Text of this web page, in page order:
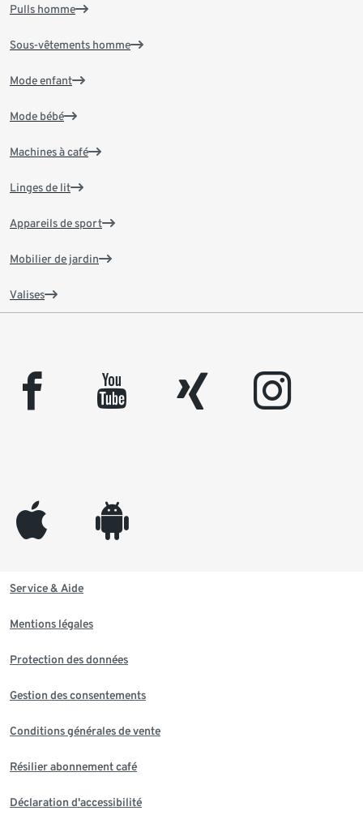
Pulls homme
Sous-vêtements homme
Mode enfant
Mode bébé
Machines à café
Linges de lit
Appareils de sport
Mobilier de jardin
Valises
facebook youtube xing instagram
appleinc android
Service & Aide
Mentions légales
Protection des données
Gestion des consentements
Conditions générales de vente
Résilier abonnement café
Déclaration d'accessibilité